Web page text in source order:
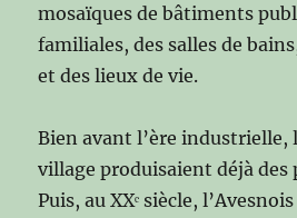
mosaïques de bâtiments
familiales, des salles de
et des lieux de vie.
Bien avant l’ère industrielle,
village produisaient déjà des
Puis, au XXᵉ siècle,